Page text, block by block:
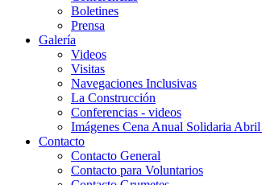
Boletines
Prensa
Galería
Videos
Visitas
Navegaciones Inclusivas
La Construcción
Conferencias - videos
Imágenes Cena Anual Solidaria
Contacto
Contacto General
Contacto para Voluntarios